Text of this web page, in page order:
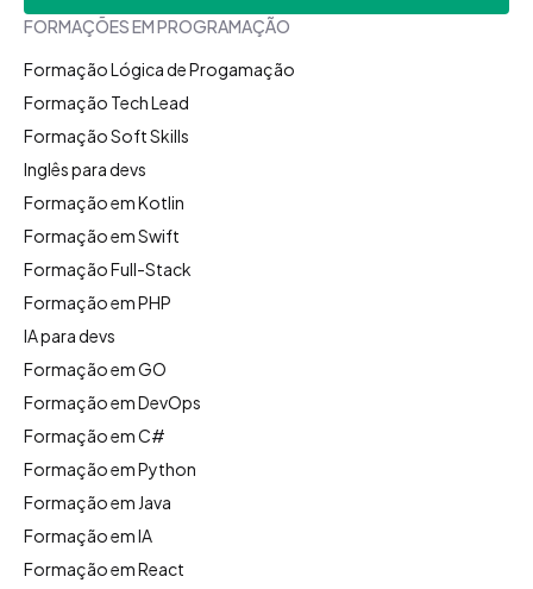
FORMAÇÕES EM PROGRAMAÇÃO
Formação Lógica de Progamação
Formação Tech Lead
Formação Soft Skills
Inglês para devs
Formação em Kotlin
Formação em Swift
Formação Full-Stack
Formação em PHP
IA para devs
Formação em GO
Formação em DevOps
Formação em C#
Formação em Python
Formação em Java
Formação em IA
Formação em React